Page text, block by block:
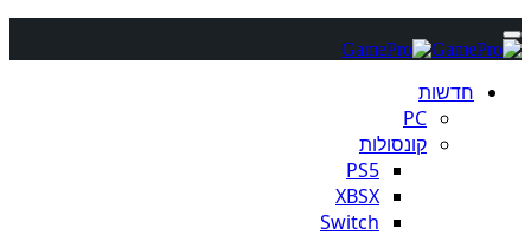
חדשות
PC
קונסולות
PS5
XBSX
Switch